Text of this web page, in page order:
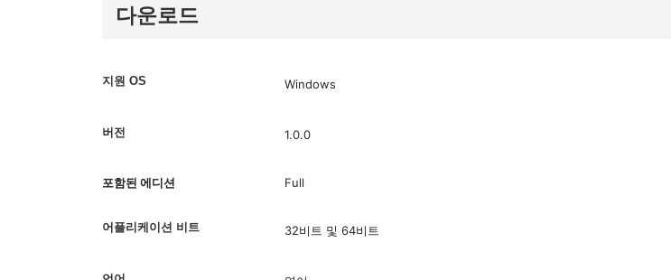
다운로드
지원 OS Windows
버전 1.0.0
포함된 에디션 Full
어플리케이션 비트 32비트 및 64비트